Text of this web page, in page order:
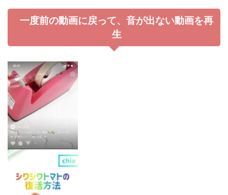
一度前の動画に戻って、音が出ない動画を再
生